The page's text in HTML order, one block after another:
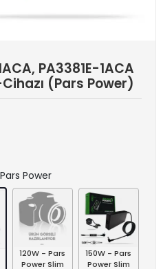
PA3381E-1ACA
(Pars Power)
Power
120W - Pars
Power Slim
150W - Pars
Power Slim